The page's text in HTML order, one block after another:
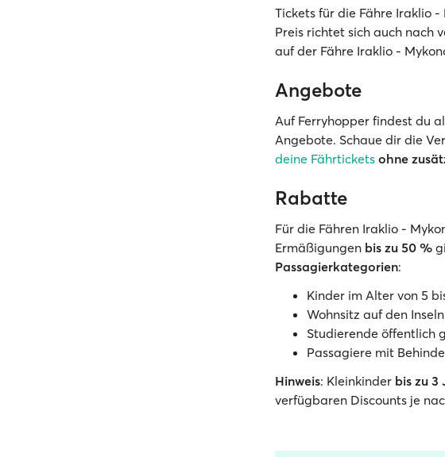
Tickets für die Fähre Iraklio -
Preis richtet sich auch nach
auf der Fähre Iraklio -
Angebote
Auf Ferryhopper findest du
Angebote. Schaue dir die
deine Fährtickets ohne
Rabatte
Für die Fähren Iraklio -
Ermäßigungen bis zu 50 %
Passagierkategorien:
Kinder im Alter von 5
Wohnsitz auf den
Studierende öffentlich
Passagiere mit
Hinweis: Kleinkinder bis zu 3
verfügbaren Discounts je